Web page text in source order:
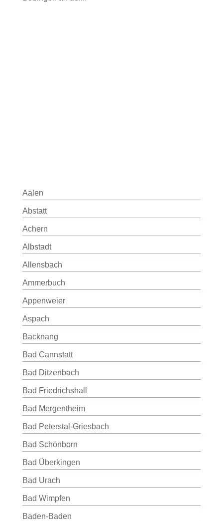
Aalen
Abstatt
Achern
Albstadt
Allensbach
Ammerbuch
Appenweier
Aspach
Backnang
Bad Cannstatt
Bad Ditzenbach
Bad Friedrichshall
Bad Mergentheim
Bad Peterstal-Griesbach
Bad Schönborn
Bad Überkingen
Bad Urach
Bad Wimpfen
Baden-Baden